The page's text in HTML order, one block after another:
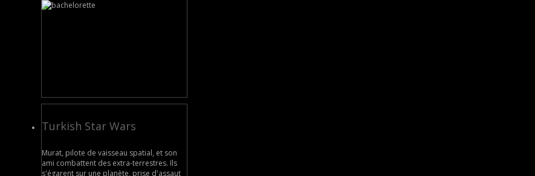
Turkish Star Wars
Murat, pilote de vaisseau spatial, et son
ami combattent des extra-terrestres. Ils
s'égarent sur une planète, prise d'assaut